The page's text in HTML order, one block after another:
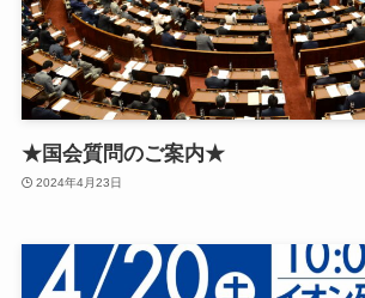
★国会質問のご案内★
2024年4月23日